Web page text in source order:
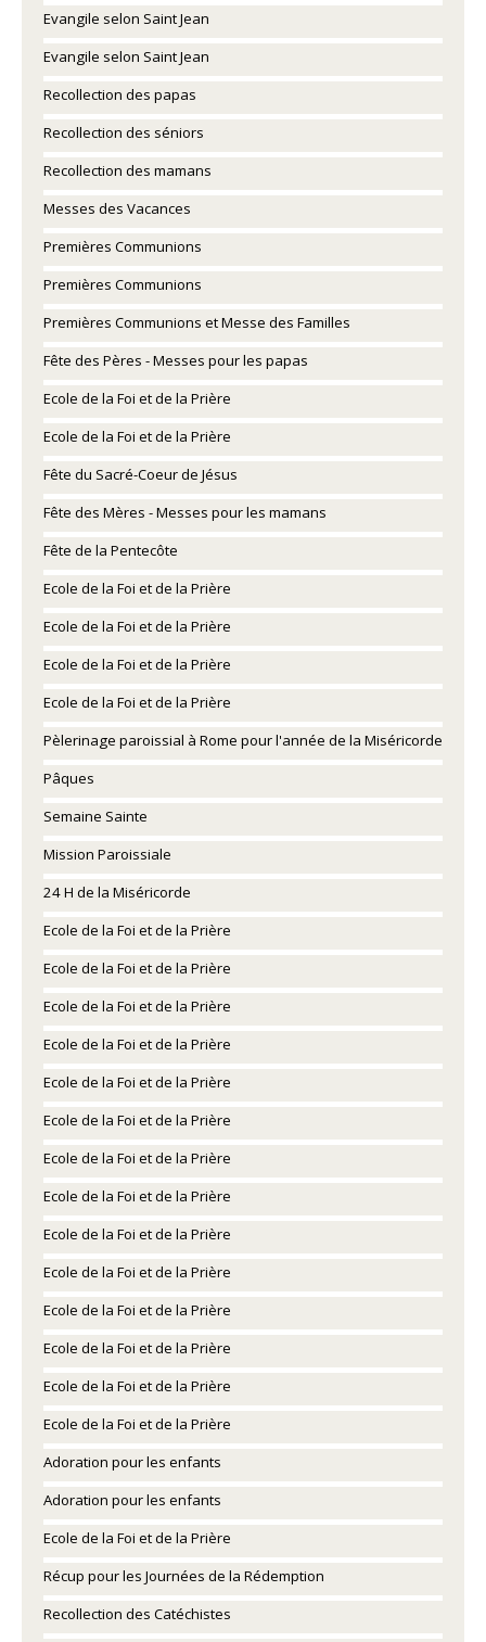
Evangile selon Saint Jean
Evangile selon Saint Jean
Recollection des papas
Recollection des séniors
Recollection des mamans
Messes des Vacances
Premières Communions
Premières Communions
Premières Communions et Messe des Familles
Fête des Pères - Messes pour les papas
Ecole de la Foi et de la Prière
Ecole de la Foi et de la Prière
Fête du Sacré-Coeur de Jésus
Fête des Mères - Messes pour les mamans
Fête de la Pentecôte
Ecole de la Foi et de la Prière
Ecole de la Foi et de la Prière
Ecole de la Foi et de la Prière
Ecole de la Foi et de la Prière
Pèlerinage paroissial à Rome pour l'année de la Miséricorde
Pâques
Semaine Sainte
Mission Paroissiale
24 H de la Miséricorde
Ecole de la Foi et de la Prière
Ecole de la Foi et de la Prière
Ecole de la Foi et de la Prière
Ecole de la Foi et de la Prière
Ecole de la Foi et de la Prière
Ecole de la Foi et de la Prière
Ecole de la Foi et de la Prière
Ecole de la Foi et de la Prière
Ecole de la Foi et de la Prière
Ecole de la Foi et de la Prière
Ecole de la Foi et de la Prière
Ecole de la Foi et de la Prière
Ecole de la Foi et de la Prière
Ecole de la Foi et de la Prière
Adoration pour les enfants
Adoration pour les enfants
Ecole de la Foi et de la Prière
Récup pour les Journées de la Rédemption
Recollection des Catéchistes